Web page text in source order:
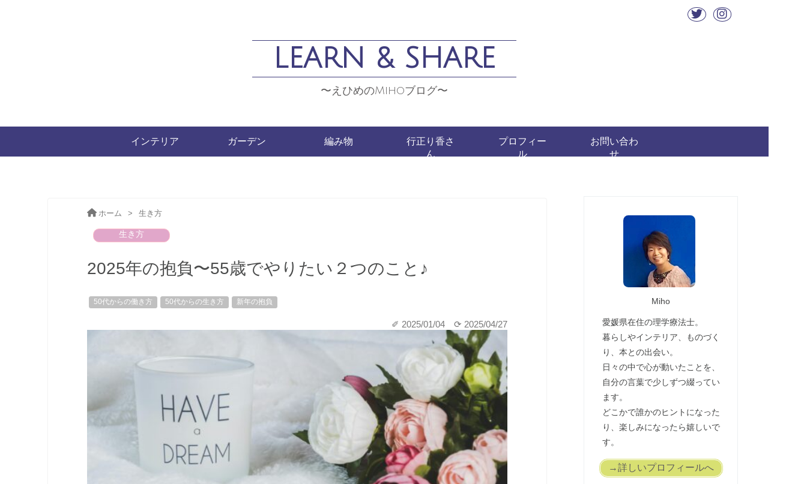
LEARN & SHARE
〜えひめのMihoブログ〜
インテリア ガーデン 編み物
行正り香さ
ん
プロフィー
ル
お問い合わ
せ
ホーム > 生き方
生き方
2025年の抱負〜55歳でやりたい２つのこと♪
50代からの働き方 50代からの生き方 新年の抱負
✐ 2025/01/04 ⟳ 2025/04/27
Miho
愛媛県在住の理学療法士。
暮らしやインテリア、ものづく
り、本との出会い。
日々の中で心が動いたことを、
自分の言葉で少しずつ綴ってい
ます。
どこかで誰かのヒントになった
り、楽しみになったら嬉しいで
す。
→詳しいプロフィールへ